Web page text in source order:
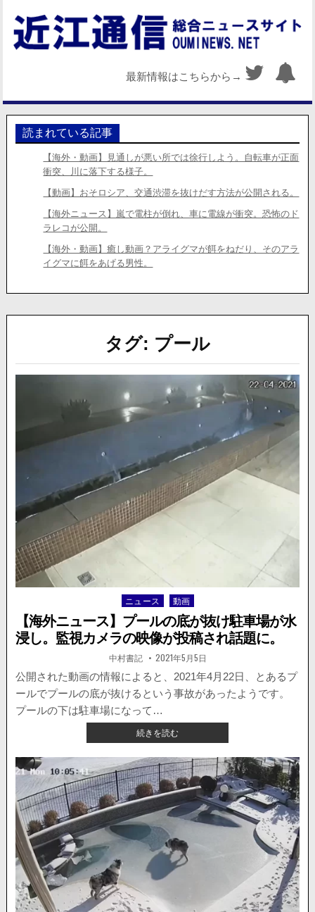
最新情報はこちらから→
読まれている記事
【海外・動画】見通しが悪い所では徐行しよう。自転車が正面
衝突、川に落下する様子。
【動画】おそロシア、交通渋滞を抜けだす方法が公開される。
【海外ニュース】嵐で電柱が倒れ、車に電線が衝突。恐怖のド
ラレコが公開。
【海外・動画】癒し動画？アライグマが餌をねだり、そのアラ
イグマに餌をあげる男性。
タグ: プール
Posted
in
ニュース 動画
【海外ニュース】プールの底が抜け駐車場が水
浸し。監視カメラの映像が投稿され話題に。
著
者:
中村書記 掲
載
日：
2021年5月5日
公開された動画の情報によると、2021年4月22日、とあるプ
ールでプールの底が抜けるという事故があったようです。
プールの下は駐車場になって…
続きを読む【海
外
ニ
ュ
ー
ス】
プ
ー
ル
の
底